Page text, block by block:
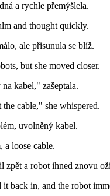
a rychle přemýšlela.
and thought quickly.
ale přisunula se blíž.
but she moved closer.
kabel," zašeptala.
cable," she whispered.
uvolněný kabel.
a loose cable.
zpět a robot ihned znovu
back in, and the robot